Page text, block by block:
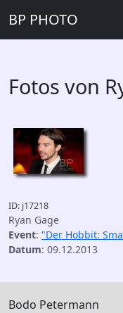
BP PHOTO
Fotos von
ID: j17218
Ryan Gage
Event: "Der Hobbit:
Datum: 09.12.2013
Bodo Petermann